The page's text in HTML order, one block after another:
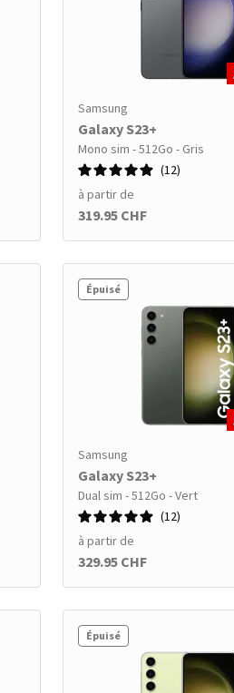
Samsung
Galaxy S23+
Mono sim - 512Go - Gris
12
à partir de
319.95 CHF
Épuisé
Samsung
Galaxy S23+
Dual sim - 512Go - Vert
12
à partir de
329.95 CHF
Épuisé